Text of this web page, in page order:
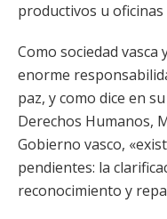
productivos u oficinas
Como sociedad
enorme
paz, y como dice en
Derechos Humanos,
Gobierno vasco,
pendientes: la
reconocimiento y